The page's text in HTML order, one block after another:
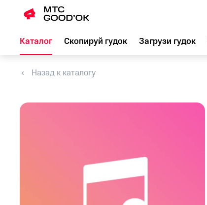
Каталог Скопируй гудок Загрузи гудок
Назад к каталогу